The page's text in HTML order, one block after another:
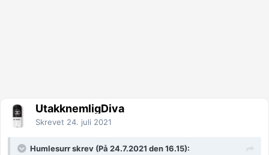
UtakknemligDiva
Skrevet 24. juli 2021
Humlesurr skrev (På 24.7.2021 den 16.15):